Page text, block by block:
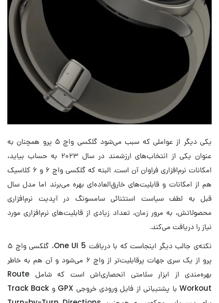
یکی دیگر از عواملی که سبب می‌شود گلکسی واچ ۵ پرو همچنان به
عنوان یکی از انتخاب‌های ارزشمند در سال ۲۰۲۳ به حساب بیاید،
امکانات نرم‌افزاری فراوان آن است. البته که گلکسی واچ ۶ و ۶ کلاسیک
هم از امکانات و قابلیت‌های خارق‌العاده‌ای بهره می‌برند اما مدل سال
قبل به لطف سیاست استثنائی سامسونگ در آپدیت نرم‌افزاری
محصولاتش، به مرور زمان، تعداد زیادی از قابلیت‌های نرم‌افزاری مورد
نیاز را دریافت می‌کند.
نکته‌ی جالب دیگر اینجاست که با دریافت One UI 5، گلکسی واچ ۵
پرو از یک سری جهات پرقابلیت‌تر از واچ ۶ می‌شود و آن هم به خاطر
بهره‌مندی از ابزار سلامتی انحصاری‌اش است که شامل Route
Workout با پشتیبانی از فایل ورودی خروجی GPX و Track Back